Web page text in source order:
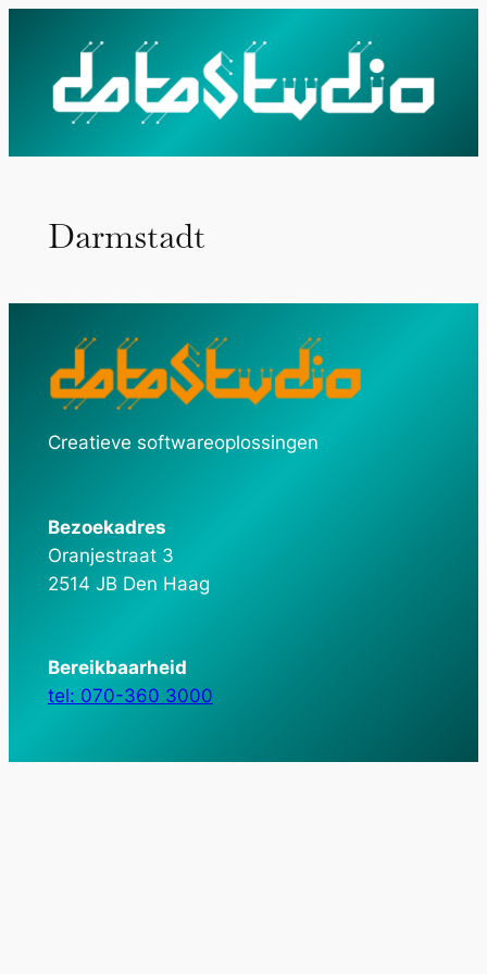
inhoud
Darmstadt
Creatieve softwareoplossingen
Bezoekadres
Oranjestraat 3
2514 JB Den Haag
Bereikbaarheid
tel: 070-360 3000